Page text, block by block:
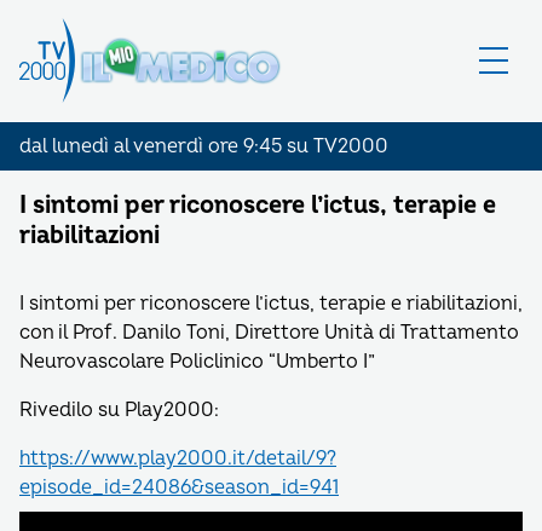
dal lunedì al venerdì ore 9:45 su TV2000
I sintomi per riconoscere l’ictus, terapie e
riabilitazioni
I sintomi per riconoscere l’ictus, terapie e riabilitazioni,
con il Prof. Danilo Toni, Direttore Unità di Trattamento
Neurovascolare Policlinico “Umberto I”
Rivedilo su Play2000:
https://www.play2000.it/detail/9?
episode_id=24086&season_id=941